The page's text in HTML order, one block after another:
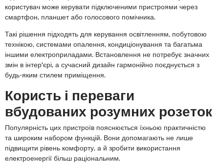
користувач може керувати підключеними пристроями через
смартфон, планшет або голосового помічника.
Такі рішення підходять для керування освітленням, побутовою
технікою, системами опалення, кондиціонування та багатьма
іншими електроприладами. Встановлення не потребує значних
змін в інтер'єрі, а сучасний дизайн гармонійно поєднується з
будь-яким стилем приміщення.
Користь і переваги
вбудованих розумних розеток
Популярність цих пристроїв пояснюється їхньою практичністю
та широким набором функцій. Вони допомагають не лише
підвищити рівень комфорту, а й зробити використання
електроенергії більш раціональним.